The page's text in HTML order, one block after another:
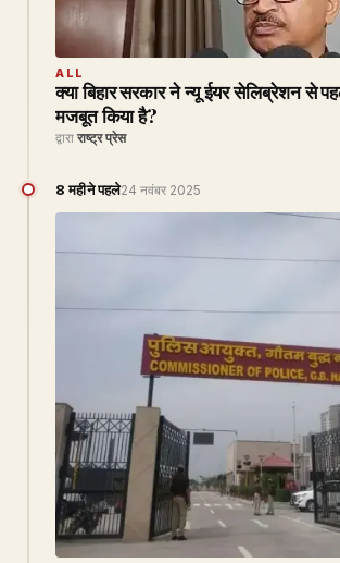
ALL
क्या बिहार सरकार ने न्यू ईयर सेलिब्रेशन से
मजबूत किया है?
द्वारा राष्ट्र प्रेस
8 महीने पहले24 नवंबर 2025